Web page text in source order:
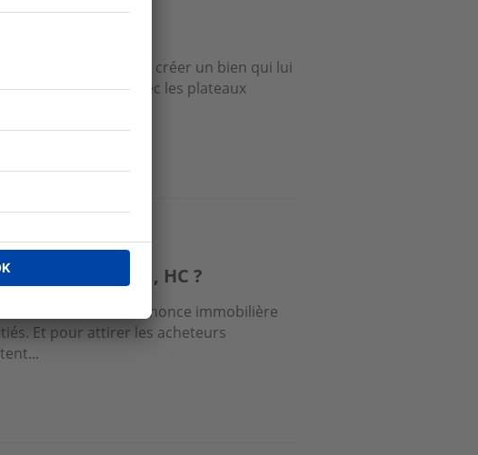
?
il l’entend pour créer un bien qui lui
? C’est possible avec les plateaux
dire CC, FAI, HC ?
déchiffrer une annonce immobilière
Et pour attirer les acheteurs